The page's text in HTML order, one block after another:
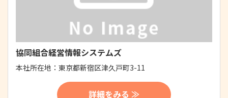
協同組合経営情報システムズ
本社所在地： 東京都新宿区津久戸町3-11
詳細をみる ≫